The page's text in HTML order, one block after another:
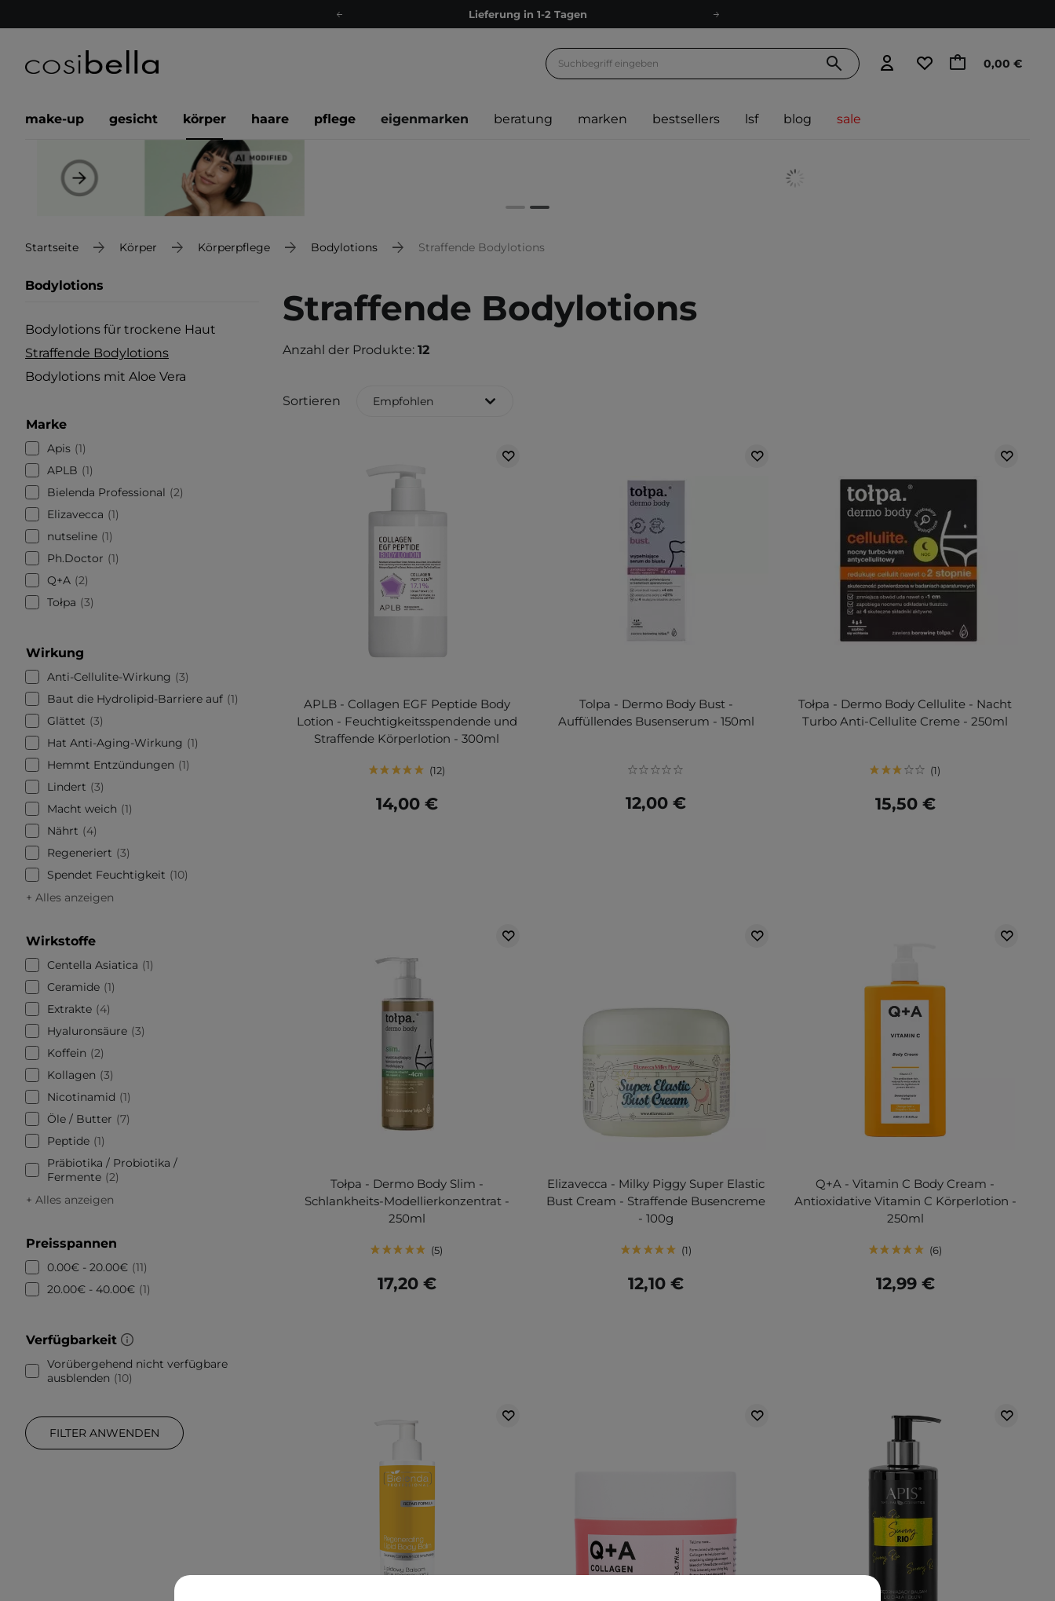
Lieferung in 1-2 Tagen
Kostenloser Versand ab 60 €
Versand nach Deutschland und Österreich
Empfehle uns weiter und sammle noch mehr Punkte
0,00 €
make-up gesicht körper haare pflege eigenmarken beratung marken bestsellers lsf blog sale
Startseite Körper Körperpflege Bodylotions Straffende Bodylotions
Bodylotions
Bodylotions für trockene Haut
Straffende Bodylotions
Bodylotions mit Aloe Vera
Marke
Apis 1
APLB
1
Bielenda Professional
2
Elizavecca
1
nutseline 1
Ph.Doctor
1
Q+A 2
Tołpa
3
Wirkung
Anti-Cellulite-Wirkung
3
Baut die Hydrolipid-Barriere auf 1
Glättet
3
Hat Anti-Aging-Wirkung
1
Hemmt Entzündungen
1
Lindert
3
Macht weich
1
Nährt
4
Regeneriert
3
Spendet Feuchtigkeit
10
+ Alles anzeigen
Wirkstoffe
Centella Asiatica
1
Ceramide 1
Extrakte
4
Hyaluronsäure 3
Koffein
2
Kollagen
3
Nicotinamid
1
Öle / Butter
7
Peptide 1
Präbiotika / Probiotika /
Fermente 2
+ Alles anzeigen
Preisspannen
0.00€ - 20.00€ 11
20.00€ - 40.00€ 1
Verfügbarkeit
Vorübergehend nicht verfügbare
ausblenden
10
FILTER ANWENDEN
Straffende Bodylotions
Anzahl der Produkte: 12
Sortieren Empfohlen
APLB - Collagen EGF Peptide Body
Lotion - Feuchtigkeitsspendende und
Straffende Körperlotion - 300ml
12
14,00 €
Tolpa - Dermo Body Bust -
Auffüllendes Busenserum - 150ml
12,00 €
Tołpa - Dermo Body Cellulite - Nacht
Turbo Anti-Cellulite Creme - 250ml
1
15,50 €
Tołpa - Dermo Body Slim -
Schlankheits-Modellierkonzentrat -
250ml
5
17,20 €
Elizavecca - Milky Piggy Super Elastic
Bust Cream - Straffende Busencreme
- 100g
1
12,10 €
Q+A - Vitamin C Body Cream -
Antioxidative Vitamin C Körperlotion -
250ml
6
12,99 €